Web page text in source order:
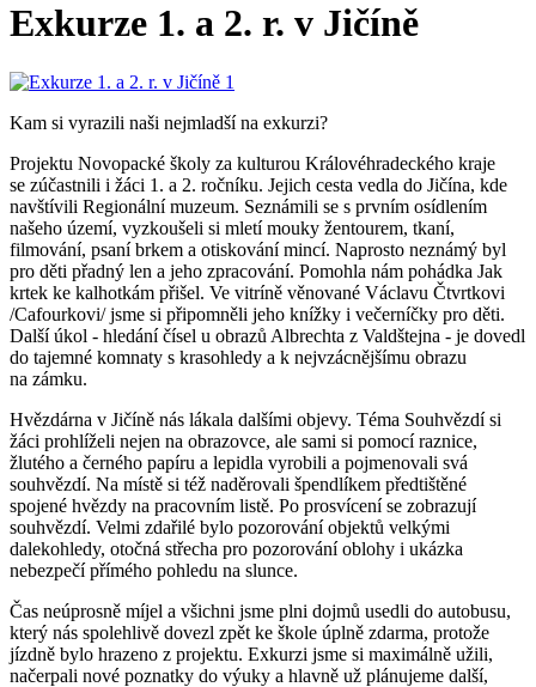
Exkurze 1. a 2. r. v Jičíně
Kam si vyrazili naši nejmladší na exkurzi?
Projektu Novopacké školy za kulturou Královéhradeckého kraje
se zúčastnili i žáci 1. a 2. ročníku. Jejich cesta vedla do Jičína, kde
navštívili Regionální muzeum. Seznámili se s prvním osídlením
našeho území, vyzkoušeli si mletí mouky žentourem, tkaní,
filmování, psaní brkem a otiskování mincí. Naprosto neznámý byl
pro děti přadný len a jeho zpracování. Pomohla nám pohádka Jak
krtek ke kalhotkám přišel. Ve vitríně věnované Václavu Čtvrtkovi
/Cafourkovi/ jsme si připomněli jeho knížky i večerníčky pro děti.
Další úkol - hledání čísel u obrazů Albrechta z Valdštejna - je dovedl
do tajemné komnaty s krasohledy a k nejvzácnějšímu obrazu
na zámku.
Hvězdárna v Jičíně nás lákala dalšími objevy. Téma Souhvězdí si
žáci prohlíželi nejen na obrazovce, ale sami si pomocí raznice,
žlutého a černého papíru a lepidla vyrobili a pojmenovali svá
souhvězdí. Na místě si též naděrovali špendlíkem předtištěné
spojené hvězdy na pracovním listě. Po prosvícení se zobrazují
souhvězdí. Velmi zdařilé bylo pozorování objektů velkými
dalekohledy, otočná střecha pro pozorování oblohy i ukázka
nebezpečí přímého pohledu na slunce.
Čas neúprosně míjel a všichni jsme plni dojmů usedli do autobusu,
který nás spolehlivě dovezl zpět ke škole úplně zdarma, protože
jízdně bylo hrazeno z projektu. Exkurzi jsme si maximálně užili,
načerpali nové poznatky do výuky a hlavně už plánujeme další,